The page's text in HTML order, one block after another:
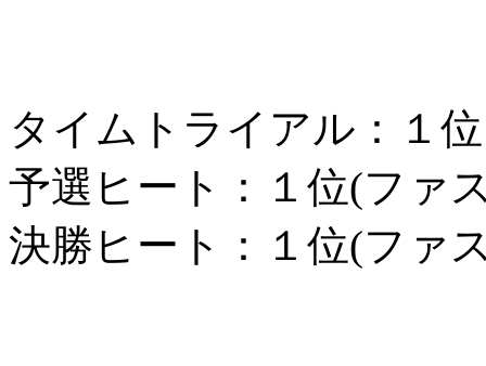
タイムトライアル：１位
予選ヒート：１位(ファ
決勝ヒート：１位(ファ